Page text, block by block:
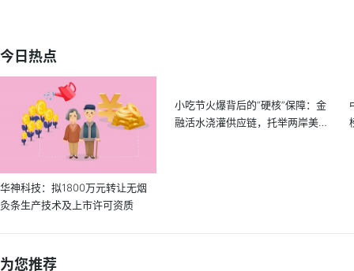
今日热点
华神科技：拟1800万元转让无烟
灸条生产技术及上市许可资质
小吃节火爆背后的“硬核”保障：金
融活水浇灌供应链，托举两岸美
为您推荐